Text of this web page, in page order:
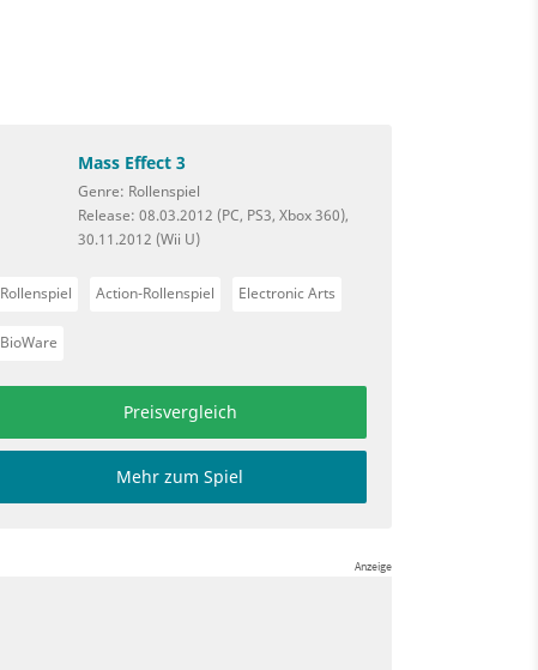
Mass Effect 3
Genre: Rollenspiel
Release: 08.03.2012 (PC, PS3, Xbox 360),
30.11.2012 (Wii U)
Rollenspiel Action-Rollenspiel Electronic Arts
BioWare
Preisvergleich
Mehr zum Spiel